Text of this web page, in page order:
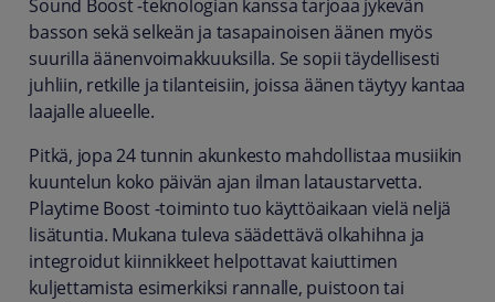
Sound Boost -teknologian kanssa tarjoaa jykevän
basson sekä selkeän ja tasapainoisen äänen myös
suurilla äänenvoimakkuuksilla. Se sopii täydellisesti
juhliin, retkille ja tilanteisiin, joissa äänen täytyy kantaa
laajalle alueelle.
Pitkä, jopa 24 tunnin akunkesto mahdollistaa musiikin
kuuntelun koko päivän ajan ilman lataustarvetta.
Playtime Boost -toiminto tuo käyttöaikaan vielä neljä
lisätuntia. Mukana tuleva säädettävä olkahihna ja
integroidut kiinnikkeet helpottavat kaiuttimen
kuljettamista esimerkiksi rannalle, puistoon tai